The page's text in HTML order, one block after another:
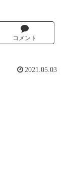
コメント
2021.05.03